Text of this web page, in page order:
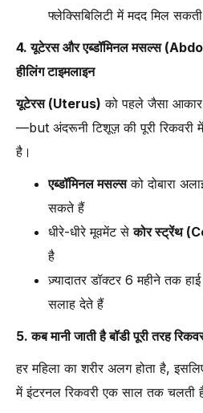
फ्लेक्सिबिलिटी में मदद मिल
4. यूटेरस और एब्डॉमिनल मसल्स
हीलिंग टाइमलाइन
यूटेरस (Uterus) को पहले जैसा
—but अंदरूनी टिशूज़ की पूरी रिकवरी
है।
एब्डॉमिनल मसल्सको दोबारा
सकते हैं
धीरे-धीरे मूवमेंट सेकोर स्ट्रेंथ
है
ज़्यादातर डॉक्टर 6 महीने तक
सलाह देते हैं
5. कब मानी जाती है बॉडी पूरी तरह
हर महिला का शरीर अलग होता है,
में इंटरनल रिकवरी एक साल तक चलती